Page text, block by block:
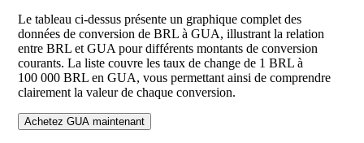
Le tableau ci-dessus présente un graphique complet des
données de conversion de BRL à GUA, illustrant la relation
entre BRL et GUA pour différents montants de conversion
courants. La liste couvre les taux de change de 1 BRL à
100 000 BRL en GUA, vous permettant ainsi de comprendre
clairement la valeur de chaque conversion.
Achetez GUA maintenant